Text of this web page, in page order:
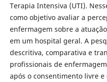
Terapia Intensiva (UTI).
como objetivo avaliar a
enfermagem sobre a
em um hospital geral. A
descritiva, comparativa e
profissionais de
após o consentimento livre